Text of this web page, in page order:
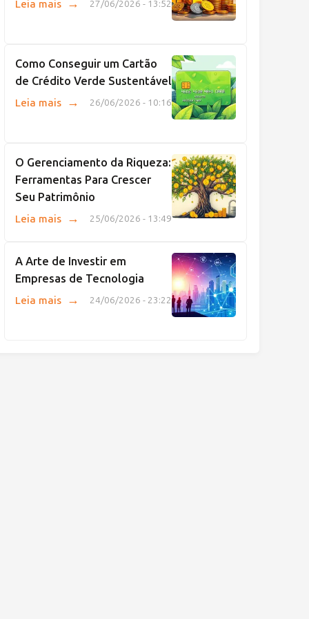
27/06/2026 - 13:52
Leia mais →
Como Conseguir um Cartão
de Crédito Verde Sustentável
26/06/2026 - 10:16
Leia mais →
O Gerenciamento da Riqueza:
Ferramentas Para Crescer
Seu Patrimônio
25/06/2026 - 13:49
Leia mais →
A Arte de Investir em
Empresas de Tecnologia
24/06/2026 - 23:22
Leia mais →